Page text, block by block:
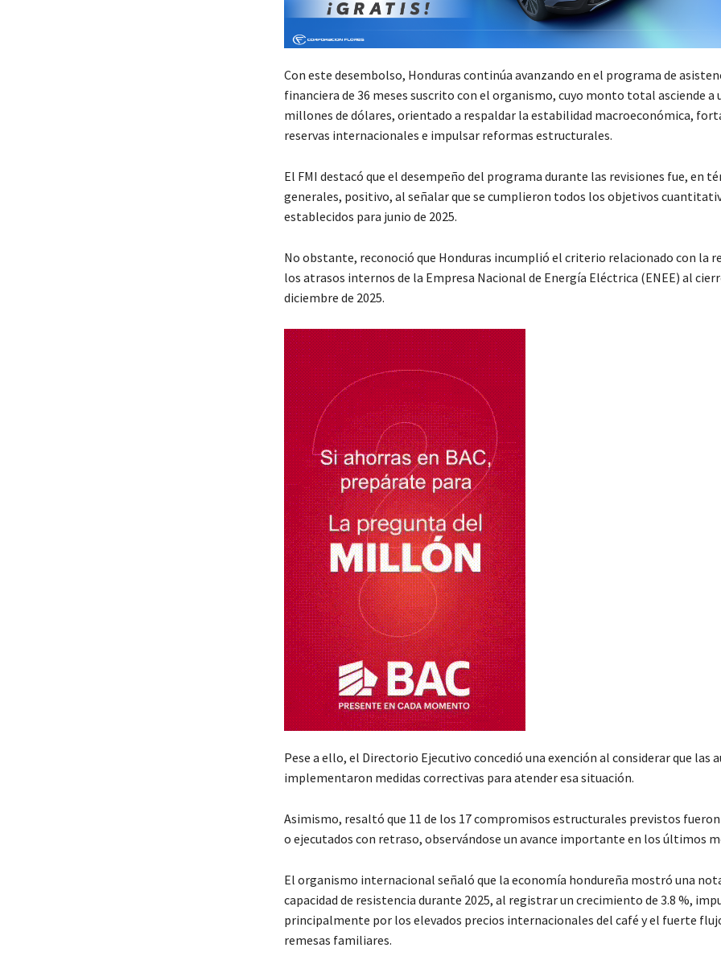
Con este desembolso, Honduras continúa avanzando en el programa de
financiera de 36 meses suscrito con el organismo, cuyo monto total asciende a
millones de dólares, orientado a respaldar la estabilidad macroeconómica,
reservas internacionales e impulsar reformas estructurales.
El FMI destacó que el desempeño del programa durante las revisiones fue, en
generales, positivo, al señalar que se cumplieron todos los objetivos
establecidos para junio de 2025.
No obstante, reconoció que Honduras incumplió el criterio relacionado con la
los atrasos internos de la Empresa Nacional de Energía Eléctrica (ENEE) al
diciembre de 2025.
Pese a ello, el Directorio Ejecutivo concedió una exención al considerar que las
implementaron medidas correctivas para atender esa situación.
Asimismo, resaltó que 11 de los 17 compromisos estructurales previstos
o ejecutados con retraso, observándose un avance importante en los últimos
El organismo internacional señaló que la economía hondureña mostró una
capacidad de resistencia durante 2025, al registrar un crecimiento de 3.8 %,
principalmente por los elevados precios internacionales del café y el fuerte
remesas familiares.